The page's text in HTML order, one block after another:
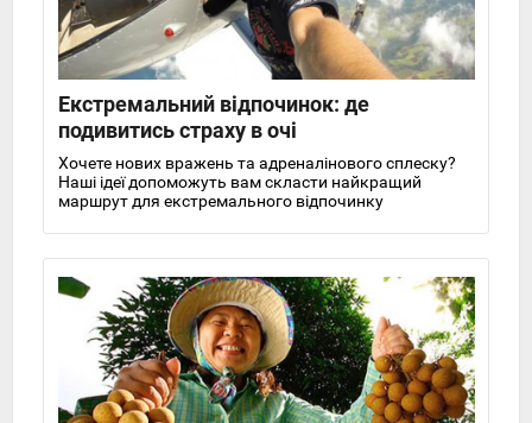
Екстремальний відпочинок: де
подивитись страху в очі
Хочете нових вражень та адреналінового сплеску?
Наші ідеї допоможуть вам скласти найкращий
маршрут для екстремального відпочинку